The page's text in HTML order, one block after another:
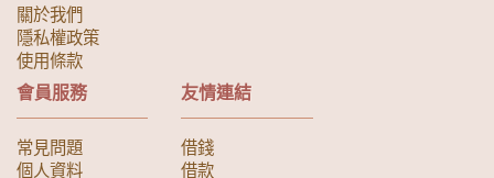
關於我們
隱私權政策
使用條款
會員服務
常見問題
個人資料
友情連結
借錢
借款